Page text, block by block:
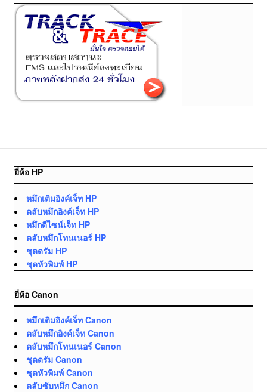
ยี่ห้อ HP
หมึกเติมอิงค์เจ็ท HP
ตลับหมึกอิงค์เจ็ท HP
หมึกดีไซน์เจ็ท HP
ตลับหมึกโทนเนอร์ HP
ชุดดรัม HP
ชุดหัวพิมพ์ HP
ยี่ห้อ Canon
หมึกเติมอิงค์เจ็ท Canon
ตลับหมึกอิงค์เจ็ท Canon
ตลับหมึกโทนเนอร์ Canon
ชุดดรัม Canon
ชุดหัวพิมพ์ Canon
ตลับซับหมึก Canon